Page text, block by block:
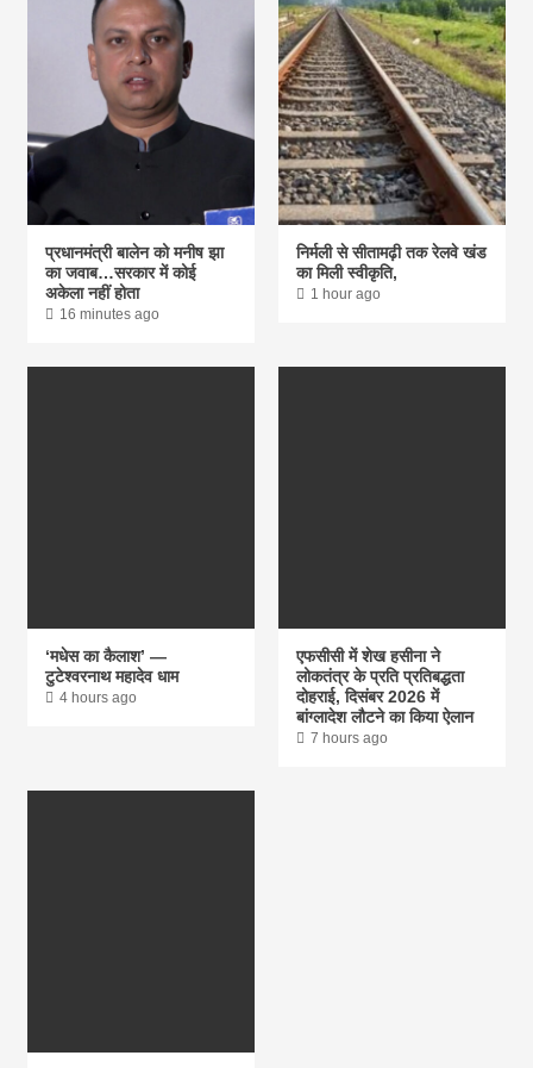
प्रधानमंत्री बालेन को मनीष झा
का जवाब…सरकार में कोई
अकेला नहीं होता
16 minutes ago
निर्मली से सीतामढ़ी तक रेलवे खंड
का मिली स्वीकृति,
1 hour ago
‘मधेस का कैलाश’ —
टुटेश्वरनाथ महादेव धाम
4 hours ago
एफसीसी में शेख हसीना ने
लोकतंत्र के प्रति प्रतिबद्धता
दोहराई, दिसंबर 2026 में
बांग्लादेश लौटने का किया ऐलान
7 hours ago